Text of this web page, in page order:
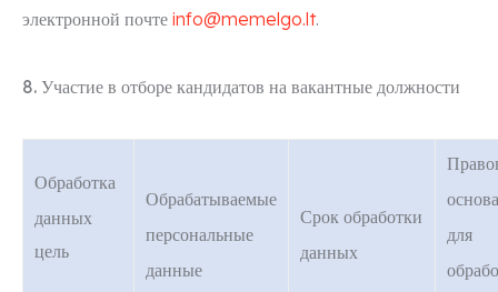
электронной почте info@memelgo.lt.
8. Участие в отборе кандидатов на вакантные должности
Обработка
данных
цель
Обрабатываемые
персональные
данные
Срок обработки
данных
для